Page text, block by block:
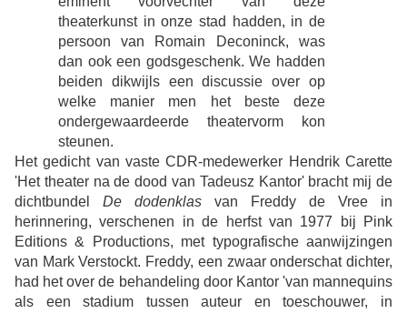
theaterkunst in onze stad hadden, in de
persoon van Romain Deconinck, was
dan ook een godsgeschenk. We hadden
beiden dikwijls een discussie over op
welke manier men het beste deze
ondergewaardeerde theatervorm kon
steunen.
Het gedicht van vaste CDR-medewerker Hendrik Carette
'Het theater na de dood van Tadeusz Kantor'bracht mij de
dichtbundel De dodenklas van Freddy de Vree in
herinnering, verschenen in de herfst van 1977 bij Pink
Editions & Productions, met typografische aanwijzingen
van Mark Verstockt. Freddy, een zwaar onderschat dichter,
had het over de behandeling door Kantor 'van mannequins
als een stadium tussen auteur en toeschouwer, in